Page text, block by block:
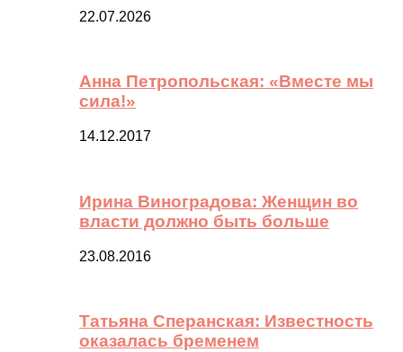
22.07.2026
Анна Петропольская: «Вместе мы
сила!»
14.12.2017
Ирина Виноградова: Женщин во
власти должно быть больше
23.08.2016
Татьяна Сперанская: Известность
оказалась бременем